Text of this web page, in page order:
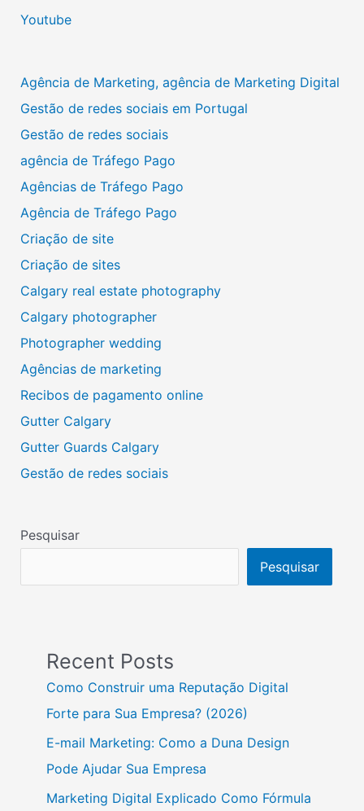
Youtube
Agência de Marketing, agência de Marketing Digital
Gestão de redes sociais em Portugal
Gestão de redes sociais
agência de Tráfego Pago
Agências de Tráfego Pago
Agência de Tráfego Pago
Criação de site
Criação de sites
Calgary real estate photography
Calgary photographer
Photographer wedding
Agências de marketing
Recibos de pagamento online
Gutter Calgary
Gutter Guards Calgary
Gestão de redes sociais
Pesquisar
Pesquisar
Recent Posts
Como Construir uma Reputação Digital
Forte para Sua Empresa? (2026)
E-mail Marketing: Como a Duna Design
Pode Ajudar Sua Empresa
Marketing Digital Explicado Como Fórmula